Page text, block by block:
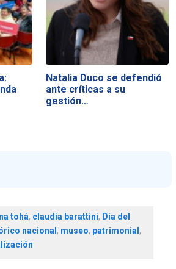
Natalia Duco se defendió
ante críticas a su
gestión…
tohá, claudia barattini, Día del
nacional, museo, patrimonial,